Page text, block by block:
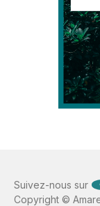
Copyright ©
Suivez-nous sur